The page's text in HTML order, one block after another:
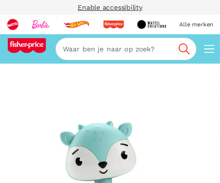
Enable accessibility
Alle merken
Zoeken